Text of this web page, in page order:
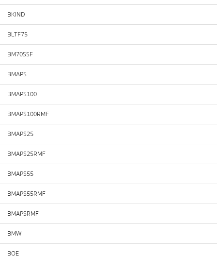
BKIND
BLTF75
BM70SSF
BMAPS
BMAPS100
BMAPS100RMF
BMAPS25
BMAPS25RMF
BMAPS55
BMAPS55RMF
BMAPSRMF
BMW
BOE